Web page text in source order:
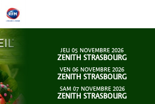
JEU 05 NOVEMBRE 2026
ZENITH STRASBOURG
VEN 06 NOVEMBRE 2026
ZENITH STRASBOURG
SAM 07 NOVEMBRE 2026
ZENITH STRASBOURG